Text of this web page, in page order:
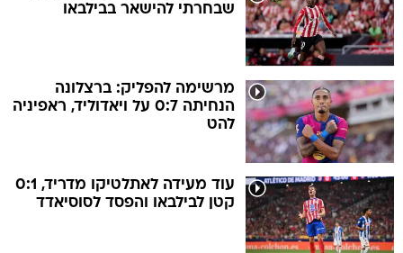
שבחרתי להישאר בבילבאו
מרשימה להפליק: ברצלונה
הנחיתה 0:7 על ויאדוליד, ראפיניה
להט
עוד מעידה לאתלטיקו מדריד, 0:1
קטן לבילבאו והפסד לסוסיאדד